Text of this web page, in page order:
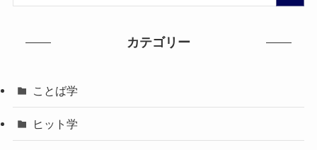
カテゴリー
ことば学
ヒット学